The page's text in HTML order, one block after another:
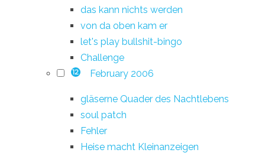
das kann nichts werden
von da oben kam er
let's play bullshit-bingo
Challenge
12 February 2006
gläserne Quader des Nachtlebens
soul patch
Fehler
Heise macht Kleinanzeigen